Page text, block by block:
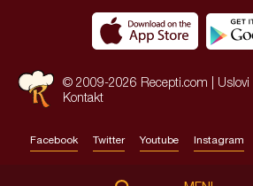
© 2009-2026 Recepti.com |
Kontakt
Facebook Twitter Youtube Instagram